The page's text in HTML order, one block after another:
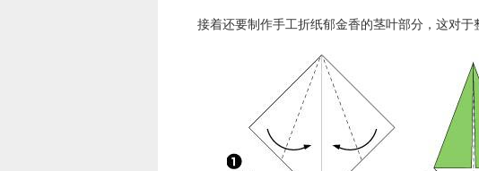
接着还要制作手工折纸郁金香的茎叶部分，这对于